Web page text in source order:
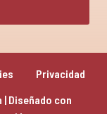
Diseñado con
Privacidad